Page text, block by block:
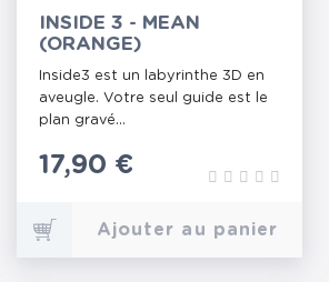
INSIDE 3 - MEAN
(ORANGE)
Inside3 est un labyrinthe 3D en
aveugle. Votre seul guide est le
plan gravé...
Prix
17,90 €
Ajouter au panier